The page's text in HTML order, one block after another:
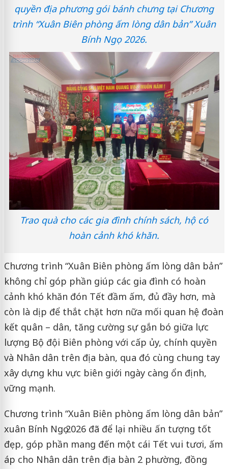
quyền địa phương gói bánh chưng tại Chương
trình “Xuân Biên phòng ấm lòng dân bản” Xuân
Bính Ngọ 2026.
Trao quà cho các gia đình chính sách, hộ có
hoàn cảnh khó khăn.
Chương trình “Xuân Biên phòng ấm lòng dân bản”
không chỉ góp phần giúp các gia đình có hoàn
cảnh khó khăn đón Tết đầm ấm, đủ đầy hơn, mà
còn là dịp để thắt chặt hơn nữa mối quan hệ đoàn
kết quân – dân, tăng cường sự gắn bó giữa lực
lượng Bộ đội Biên phòng với cấp ủy, chính quyền
và Nhân dân trên địa bàn, qua đó cùng chung tay
xây dựng khu vực biên giới ngày càng ổn định,
vững mạnh.
Chương trình “Xuân Biên phòng ấm lòng dân bản”
xuân Bính Ngọ 2026 đã để lại nhiều ấn tượng tốt
đẹp, góp phần mang đến một cái Tết vui tươi, ấm
áp cho Nhân dân trên địa bàn 2 phường, đồng